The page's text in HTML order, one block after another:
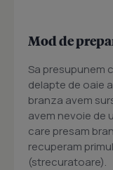
Mod de
Sa presupunem
delapte de oaie
branza avem
avem nevoie de
care presam
recuperam
(strecuratoare).